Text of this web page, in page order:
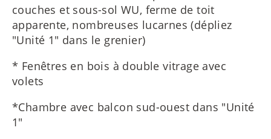
couches et sous-sol WU, ferme de toit
apparente, nombreuses lucarnes (dépliez
"Unité 1" dans le grenier)
* Fenêtres en bois à double vitrage avec
volets
*Chambre avec balcon sud-ouest dans "Unité
1"